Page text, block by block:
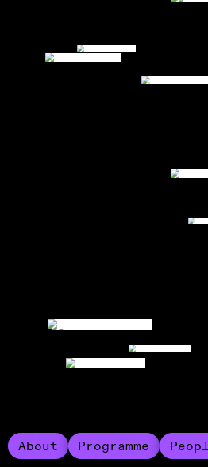
About Programme